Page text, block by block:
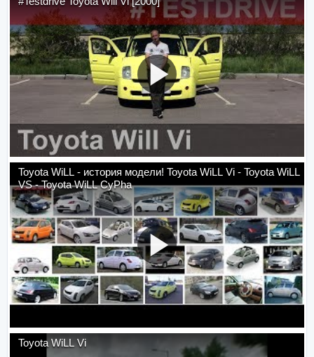
Toyota WiLL - история модели! Toyota WiLL Vi - Toyota WiLL
VS - Toyota WiLL CyPha
Toyota WiLL Vi